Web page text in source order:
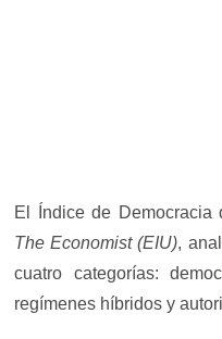
El Índice de
The Economist (EIU),
cuatro categorías:
regímenes híbridos y